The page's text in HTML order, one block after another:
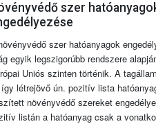
szer
szer hatóanyagok
egyik legszigorúbb rendszere
Uniós szinten történik. A
létrejövő ún. pozitív lista
növényvédő szereket
listán a hatóanyag csak a